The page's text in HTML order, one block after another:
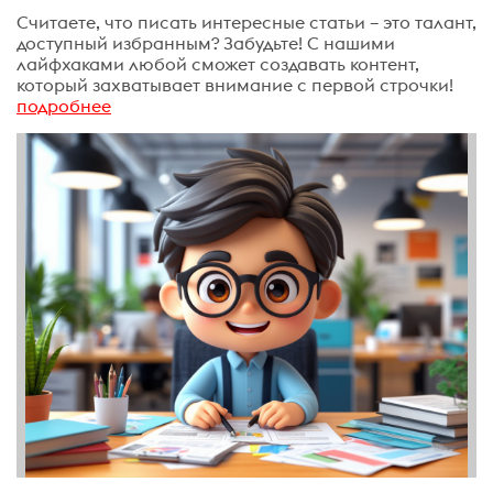
Считаете, что писать интересные статьи – это талант,
доступный избранным? Забудьте! С нашими
лайфхаками любой сможет создавать контент,
который захватывает внимание с первой строчки!
подробнее